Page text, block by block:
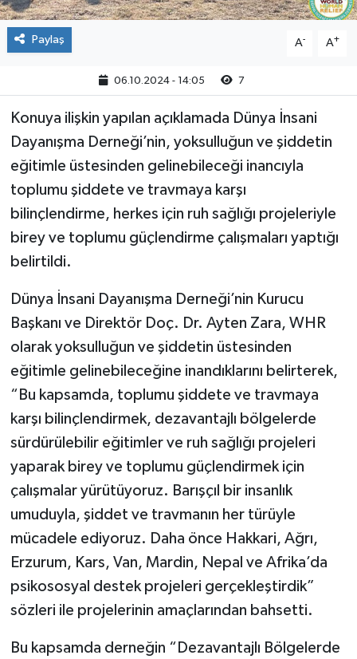
Paylaş A- A+
06.10.2024 - 14:05 7
Konuya ilişkin yapılan açıklamada Dünya İnsani
Dayanışma Derneği’nin, yoksulluğun ve şiddetin
eğitimle üstesinden gelinebileceği inancıyla
toplumu şiddete ve travmaya karşı
bilinçlendirme, herkes için ruh sağlığı projeleriyle
birey ve toplumu güçlendirme çalışmaları yaptığı
belirtildi.
Dünya İnsani Dayanışma Derneği’nin Kurucu
Başkanı ve Direktör Doç. Dr. Ayten Zara, WHR
olarak yoksulluğun ve şiddetin üstesinden
eğitimle gelinebileceğine inandıklarını belirterek,
“Bu kapsamda, toplumu şiddete ve travmaya
karşı bilinçlendirmek, dezavantajlı bölgelerde
sürdürülebilir eğitimler ve ruh sağlığı projeleri
yaparak birey ve toplumu güçlendirmek için
çalışmalar yürütüyoruz. Barışçıl bir insanlık
umuduyla, şiddet ve travmanın her türüyle
mücadele ediyoruz. Daha önce Hakkari, Ağrı,
Erzurum, Kars, Van, Mardin, Nepal ve Afrika’da
psikososyal destek projeleri gerçekleştirdik”
sözleri ile projelerinin amaçlarından bahsetti.
Bu kapsamda derneğin “Dezavantajlı Bölgelerde